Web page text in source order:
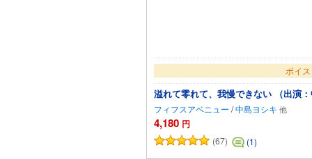
ボイ
溢れて零れて、我慢できない （出演
フィフスアベニュー /中島ヨシキ
4,180 円
(67) (1)